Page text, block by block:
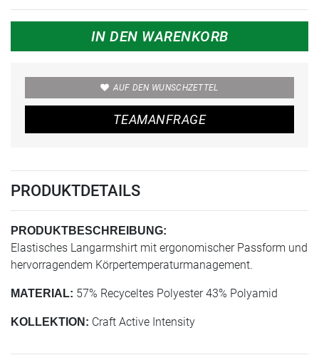
IN DEN WARENKORB
AUF DEN WUNSCHZETTEL
TEAMANFRAGE
PRODUKTDETAILS
PRODUKTBESCHREIBUNG:
Elastisches Langarmshirt mit ergonomischer Passform und
hervorragendem Körpertemperaturmanagement.
MATERIAL: 57% Recyceltes Polyester 43% Polyamid
KOLLEKTION: Craft Active Intensity